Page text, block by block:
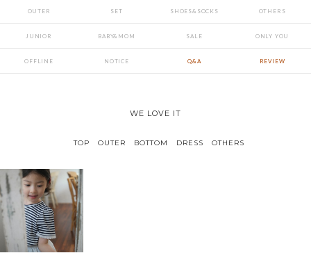
OUTER SET SHOES&SOCKS OTHERS
JUNIOR BABY&MOM SALE ONLY YOU
OFFLINE NOTICE Q&A REVIEW
WE LOVE IT
TOP OUTER BOTTOM DRESS OTHERS